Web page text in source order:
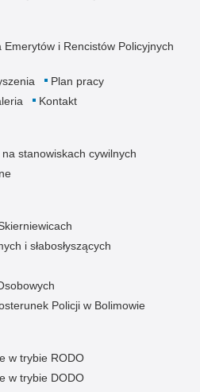
Emerytów i Rencistów Policyjnych
Plan pracy
Kontakt
na stanowiskach cywilnych
i słabosłyszących
Policji w Bolimowie
w trybie RODO
w trybie DODO